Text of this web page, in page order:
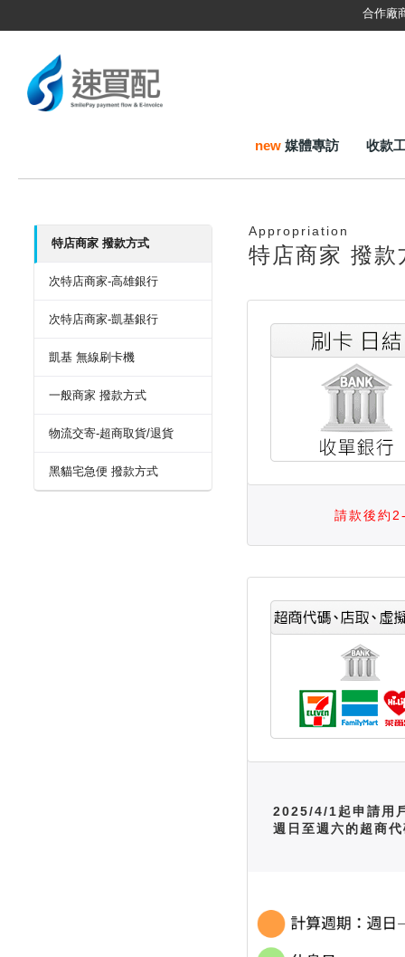
合作廠
new 媒體專訪 收款
特店商家 撥款方式
次特店商家-高雄銀行
次特店商家-凱基銀行
凱基 無線刷卡機
一般商家 撥款方式
物流交寄-超商取貨/退貨
黑貓宅急便 撥款方式
Appropriation
特店商家 撥款
請款後約
2025/4/1起申請用
週日至週六的超商